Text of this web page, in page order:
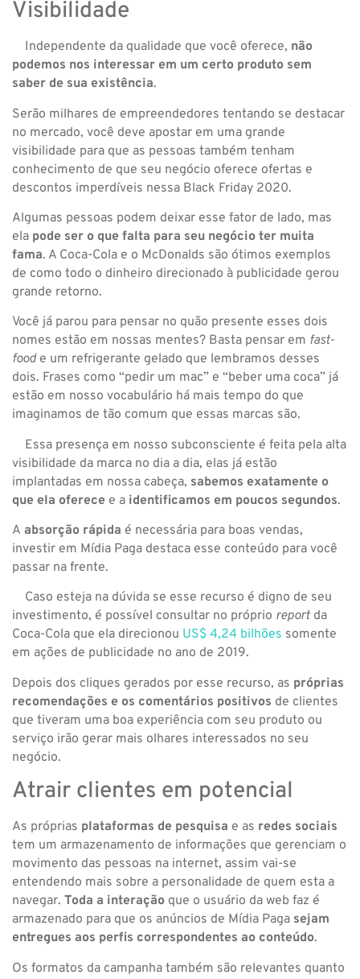
Visibilidade
Independente da qualidade que você oferece, não
podemos nos interessar em um certo produto sem
saber de sua existência.
Serão milhares de empreendedores tentando se destacar
no mercado, você deve apostar em uma grande
visibilidade para que as pessoas também tenham
conhecimento de que seu negócio oferece ofertas e
descontos imperdíveis nessa Black Friday 2020.
Algumas pessoas podem deixar esse fator de lado, mas
ela pode ser o que falta para seu negócio ter muita
fama. A Coca-Cola e o McDonalds são ótimos exemplos
de como todo o dinheiro direcionado à publicidade gerou
grande retorno.
Você já parou para pensar no quão presente esses dois
nomes estão em nossas mentes? Basta pensar em fast-
food e um refrigerante gelado que lembramos desses
dois. Frases como “pedir um mac” e “beber uma coca” já
estão em nosso vocabulário há mais tempo do que
imaginamos de tão comum que essas marcas são.
Essa presença em nosso subconsciente é feita pela alta
visibilidade da marca no dia a dia, elas já estão
implantadas em nossa cabeça, sabemos exatamente o
que ela oferece e a identificamos em poucos segundos.
A absorção rápida é necessária para boas vendas,
investir em Mídia Paga destaca esse conteúdo para você
passar na frente.
Caso esteja na dúvida se esse recurso é digno de seu
investimento, é possível consultar no próprio reportda
Coca-Cola que ela direcionou US$ 4,24 bilhões somente
em ações de publicidade no ano de 2019.
Depois dos cliques gerados por esse recurso, as próprias
recomendações e os comentários positivos de clientes
que tiveram uma boa experiência com seu produto ou
serviço irão gerar mais olhares interessados no seu
negócio.
Atrair clientes em potencial
As próprias plataformas de pesquisa e as redes sociais
tem um armazenamento de informações que gerenciam o
movimento das pessoas na internet, assim vai-se
entendendo mais sobre a personalidade de quem esta a
navegar. Toda a interação que o usuário da web faz é
armazenado para que os anúncios de Mídia Paga sejam
entregues aos perfis correspondentes ao conteúdo.
Os formatos da campanha também são relevantes quanto